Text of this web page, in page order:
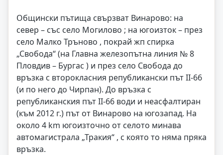
Общински пътища свързват Винарово: на
север – със село Могилово ; на югоизток – през
село Малко Тръново , покрай жп спирка
„Свобода“ (на Главна железопътна линия № 8
Пловдив – Бургас ) и през село Свобода до
връзка с второкласния републикански път II-66
(и по него до Чирпан). До връзка с
републиканския път II-66 води и неасфалтиран
(към 2012 г.) път от Винарово на югозапад. На
около 4 km югоизточно от селото минава
автомагистрала „Тракия“ , с която то няма пряка
връзка.